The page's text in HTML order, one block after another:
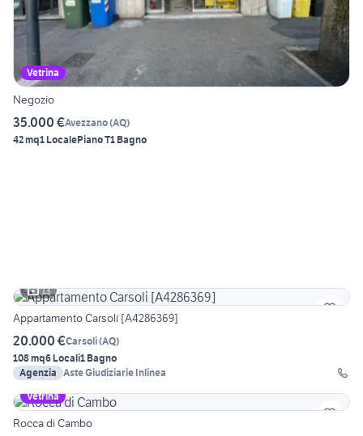
Vetrina
Negozio
35.000 €Avezzano(AQ)
42 mq1 LocalePiano T1 Bagno
13
Appartamento Carsoli [A4286369]
20.000 €Carsoli(AQ)
108 mq6 Locali1 Bagno
Agenzia Aste Giudiziarie Inlinea
Vetrina
Rocca di Cambo